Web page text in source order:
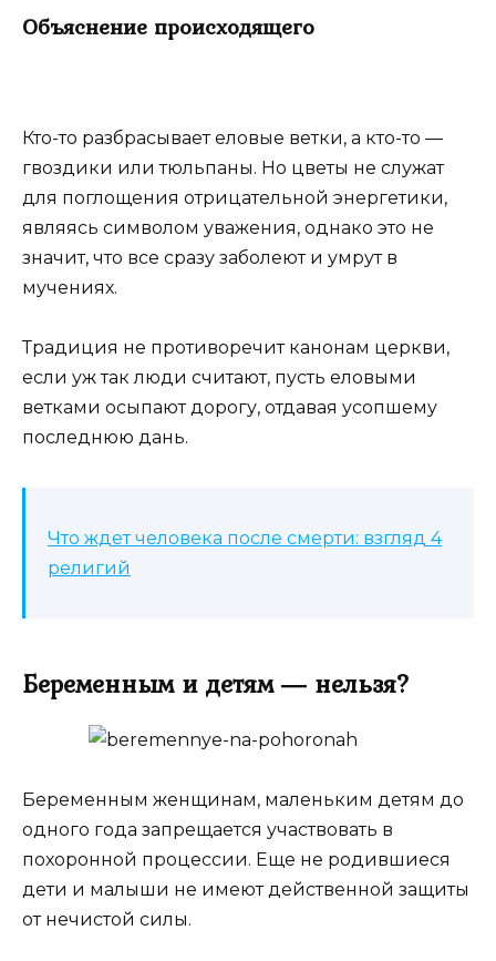
Объяснение происходящего
Кто-то разбрасывает еловые ветки, а кто-то ―
гвоздики или тюльпаны. Но цветы не служат
для поглощения отрицательной энергетики,
являясь символом уважения, однако это не
значит, что все сразу заболеют и умрут в
мучениях.
Традиция не противоречит канонам церкви,
если уж так люди считают, пусть еловыми
ветками осыпают дорогу, отдавая усопшему
последнюю дань.
Что ждет человека после смерти: взгляд 4
религий
Беременным и детям ― нельзя?
Беременным женщинам, маленьким детям до
одного года запрещается участвовать в
похоронной процессии. Еще не родившиеся
дети и малыши не имеют действенной защиты
от нечистой силы.